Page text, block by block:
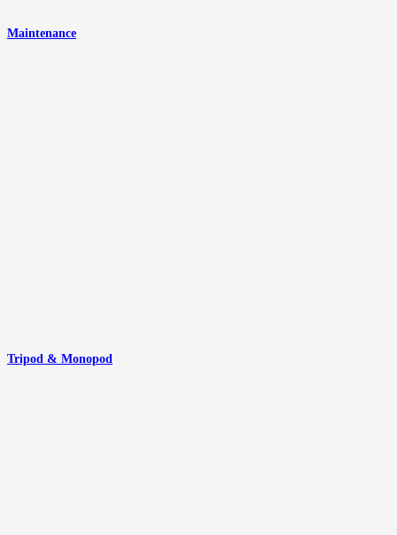
Maintenance
Tripod & Monopod